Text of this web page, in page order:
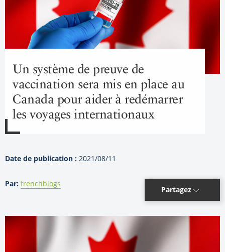
Un système de preuve de
vaccination sera mis en place au
Canada pour aider à redémarrer
les voyages internationaux
Date de publication : 2021/08/11
Par: frenchblogs
Partagez